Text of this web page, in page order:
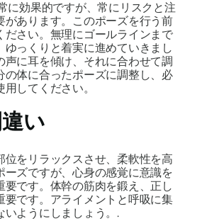
に効果的ですが、常にリスクと注
があります。このポーズを行う前
ださい。無理にゴールラインまで
ゆっくりと着実に進めていきまし
声に耳を傾け、それに合わせて調
の体に合ったポーズに調整し、必
してください。
い
位をリラックスさせ、柔軟性を高
ーズですが、心身の感覚に意識を
要です。体幹の筋肉を鍛え、正し
要です。アライメントと呼吸に集
いようにしましょう。.